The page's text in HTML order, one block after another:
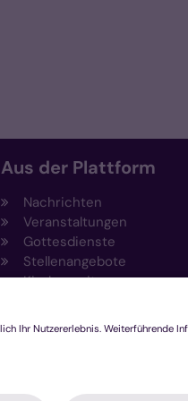
Aus der Plattform
Nachrichten
Veranstaltungen
Gottesdienste
Stellenangebote
Kirchenzeitung